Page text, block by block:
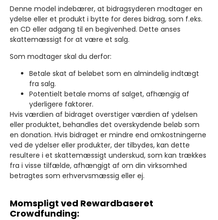
Denne model indebærer, at bidragsyderen modtager en
ydelse eller et produkt i bytte for deres bidrag, som f.eks.
en CD eller adgang til en begivenhed. Dette anses
skattemæssigt for at være et salg.
Som modtager skal du derfor:
Betale skat af beløbet som en almindelig indtægt
fra salg.
Potentielt betale moms af salget, afhængig af
yderligere faktorer.
Hvis værdien af bidraget overstiger værdien af ydelsen
eller produktet, behandles det overskydende beløb som
en donation. Hvis bidraget er mindre end omkostningerne
ved de ydelser eller produkter, der tilbydes, kan dette
resultere i et skattemæssigt underskud, som kan trækkes
fra i visse tilfælde, afhængigt af om din virksomhed
betragtes som erhvervsmæssig eller ej.
Momspligt ved Rewardbaseret
Crowdfunding: